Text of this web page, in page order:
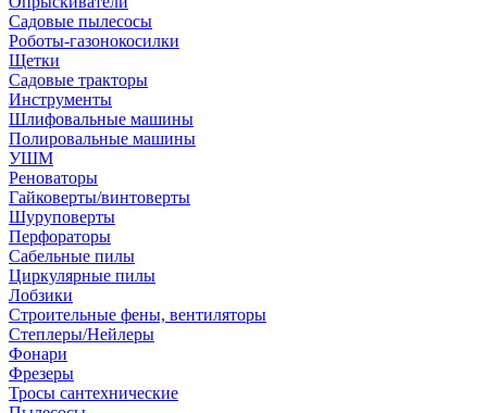
Садовые пылесосы
Роботы-газонокосилки
Щетки
Садовые тракторы
Инструменты
Шлифовальные машины
Полировальные машины
УШМ
Реноваторы
Гайковерты/винтоверты
Шуруповерты
Перфораторы
Сабельные пилы
Циркулярные пилы
Лобзики
Строительные фены, вентиляторы
Степлеры/Нейлеры
Фонари
Фрезеры
Тросы сантехнические